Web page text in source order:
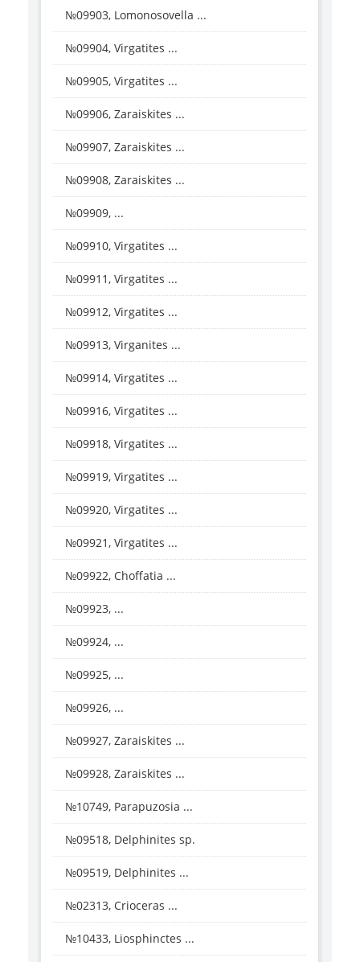
№09903, Lomonosovella ...
№09904, Virgatites ...
№09905, Virgatites ...
№09906, Zaraiskites ...
№09907, Zaraiskites ...
№09908, Zaraiskites ...
№09909, ...
№09910, Virgatites ...
№09911, Virgatites ...
№09912, Virgatites ...
№09913, Virganites ...
№09914, Virgatites ...
№09916, Virgatites ...
№09918, Virgatites ...
№09919, Virgatites ...
№09920, Virgatites ...
№09921, Virgatites ...
№09922, Choffatia ...
№09923, ...
№09924, ...
№09925, ...
№09926, ...
№09927, Zaraiskites ...
№09928, Zaraiskites ...
№10749, Parapuzosia ...
№09518, Delphinites sp.
№09519, Delphinites ...
№02313, Crioceras ...
№10433, Liosphinctes ...